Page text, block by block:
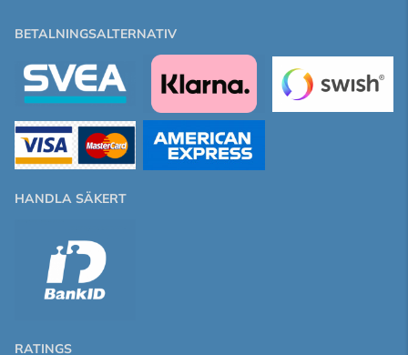
BETALNINGSALTERNATIV
HANDLA SÄKERT
RATINGS